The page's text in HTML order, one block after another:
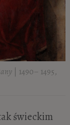
| 1490– 1495,
świeckim